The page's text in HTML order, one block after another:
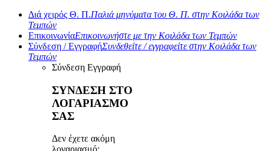
Διά χειρός Θ. Π.Παλιά μηνύματα του Θ. Π. στην Κοιλάδα των
Τεμπών
ΕπικοινωνίαΕπικοινωνήστε με την Κοιλάδα των Τεμπών
Σύνδεση / ΕγγραφήΣυνδεθείτε / εγγραφείτε στην Κοιλάδα των
Τεμπών
Σύνδεση Εγγραφή
ΣΥΝΔΕΣΗ ΣΤΟ
ΛΟΓΑΡΙΑΣΜΟ
ΣΑΣ
Δεν έχετε ακόμη